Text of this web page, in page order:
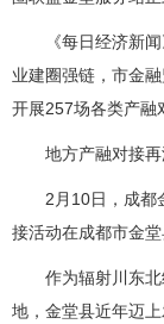
《每日经济新
业建圈强链，市金
开展257场各类产融
地方产融对接
2月10日，成都
接活动在成都市金堂
作为辐射川东
地，金堂县近年迈